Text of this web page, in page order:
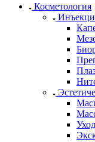
Косметология